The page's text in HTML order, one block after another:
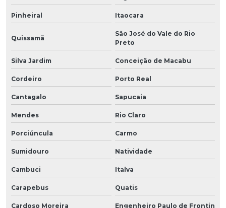
Pinheiral Itaocara
Quissamã
São José do Vale do Rio
Preto
Silva Jardim Conceição de Macabu
Cordeiro Porto Real
Cantagalo Sapucaia
Mendes Rio Claro
Porciúncula Carmo
Sumidouro Natividade
Cambuci Italva
Carapebus Quatis
Cardoso Moreira Engenheiro Paulo de Frontin